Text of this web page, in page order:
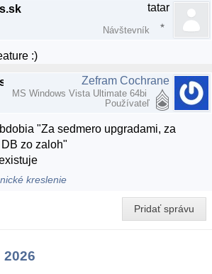
tatar
Návštevník
:)
Zefram Cochrane
MS Windows Vista Ultimate 64bi
Používateľ
"Za sedmero upgradami, za
zo zaloh"
kreslenie
Pridať správu
2026